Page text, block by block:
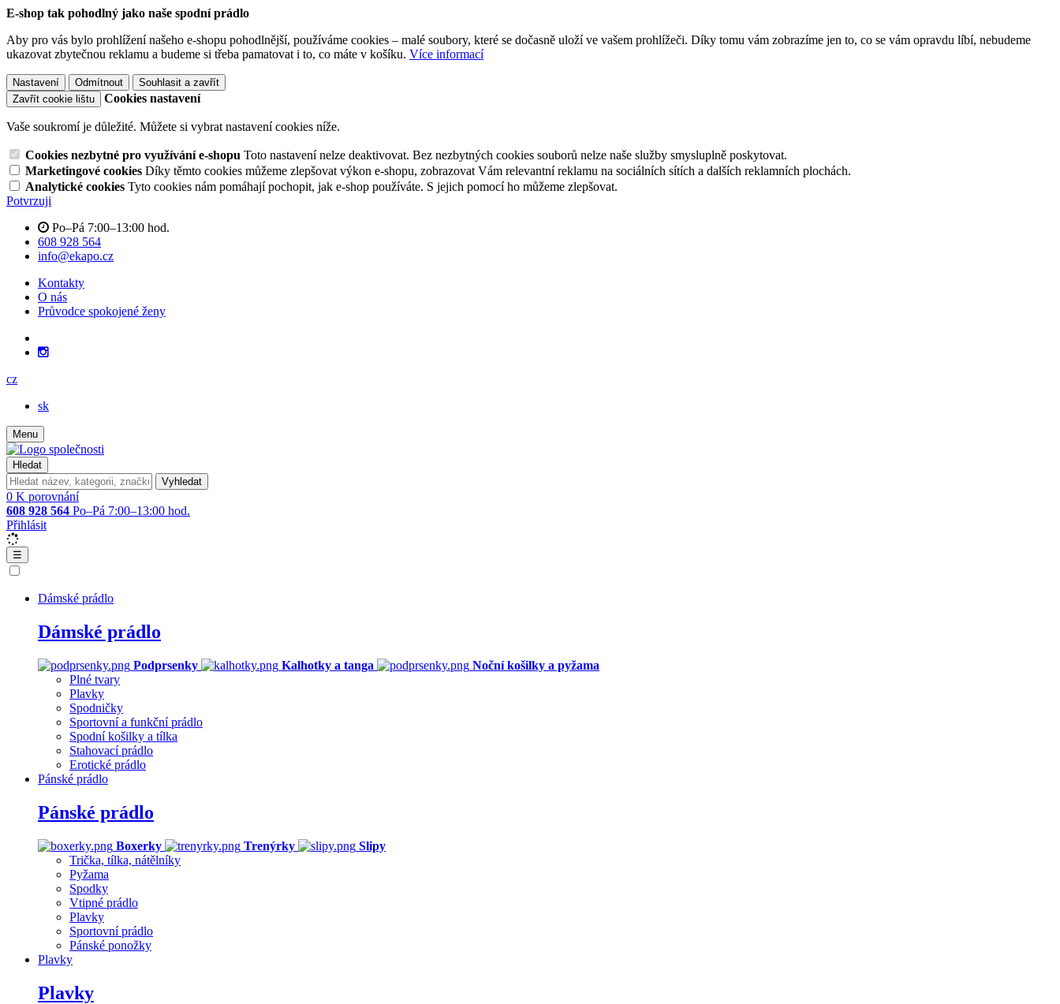
E-shop tak pohodlný jako naše spodní prádlo
Aby pro vás bylo prohlížení našeho e-shopu pohodlnější, používáme cookies – malé soubory, které se dočasně uloží ve vašem prohlížeči. Díky tomu vám zobrazíme jen to, co se vám opravdu líbí, nebudeme
ukazovat zbytečnou reklamu a budeme si třeba pamatovat i to, co máte v košíku. Více informací
Nastavení Odmítnout
Souhlasit a zavřít
Zavřít cookie lištu
Cookies nastavení
Vaše soukromí je důležité. Můžete si vybrat nastavení cookies níže.
Cookies nezbytné pro využívání e-shopu Toto nastavení nelze deaktivovat. Bez nezbytných cookies souborů nelze naše služby smysluplně poskytovat.
Marketingové cookies Díky těmto cookies můžeme zlepšovat výkon e-shopu, zobrazovat Vám relevantní reklamu na sociálních sítích a dalších reklamních plochách.
Analytické cookies Tyto cookies nám pomáhají pochopit, jak e-shop používáte. S jejich pomocí ho můžeme zlepšovat.
Potvrzuji
Po–Pá 7:00–13:00 hod.
608 928 564
info@ekapo.cz
Kontakty
O nás
Průvodce spokojené ženy
cz
sk
Menu
Hledat
Vyhledat
0 K porovnání
608 928 564 Po–Pá 7:00–13:00 hod.
Přihlásit
☰
Dámské prádlo
Dámské prádlo
Podprsenky Kalhotky a tanga
Noční košilky a pyžama
Plné tvary
Plavky
Spodničky
Sportovní a funkční prádlo
Spodní košilky a tílka
Stahovací prádlo
Erotické prádlo
Pánské prádlo
Pánské prádlo
Boxerky Trenýrky
Slipy
Trička, tílka, nátělníky
Pyžama
Spodky
Vtipné prádlo
Plavky
Sportovní prádlo
Pánské ponožky
Plavky
Plavky